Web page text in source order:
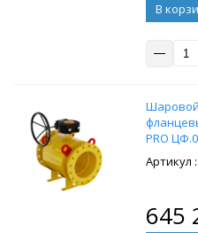
В
PRO
645